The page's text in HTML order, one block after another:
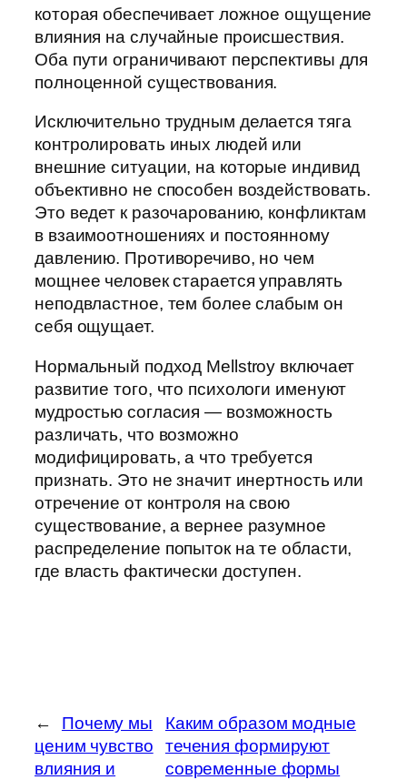
которая обеспечивает ложное ощущение
влияния на случайные происшествия.
Оба пути ограничивают перспективы для
полноценной существования.
Исключительно трудным делается тяга
контролировать иных людей или
внешние ситуации, на которые индивид
объективно не способен воздействовать.
Это ведет к разочарованию, конфликтам
в взаимоотношениях и постоянному
давлению. Противоречиво, но чем
мощнее человек старается управлять
неподвластное, тем более слабым он
себя ощущает.
Нормальный подход Mellstroy включает
развитие того, что психологи именуют
мудростью согласия — возможность
различать, что возможно
модифицировать, а что требуется
признать. Это не значит инертность или
отречение от контроля на свою
существование, а вернее разумное
распределение попыток на те области,
где власть фактически доступен.
←
Почему мы
ценим чувство
влияния и
Каким образом модные
течения формируют
современные формы